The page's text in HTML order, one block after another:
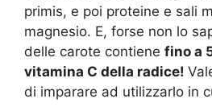
primis, e poi proteine e sali
magnesio. E, forse non lo
delle carote contiene fino a
vitamina C della radice!
di imparare ad utilizzarlo in